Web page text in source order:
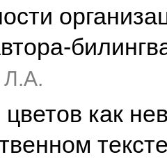
как